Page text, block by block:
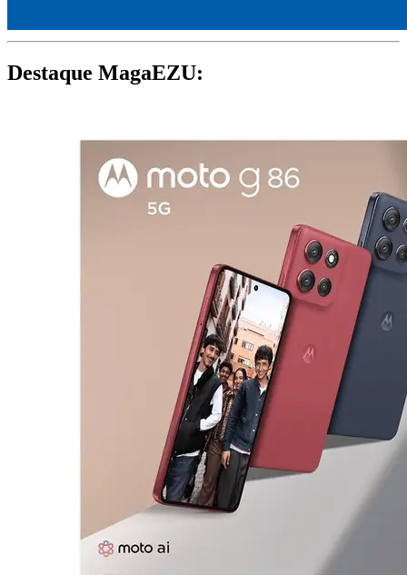
Destaque MagaEZU: